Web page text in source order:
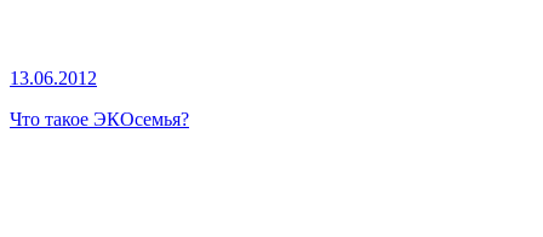
13.06.2012
Что такое ЭКОсемья?